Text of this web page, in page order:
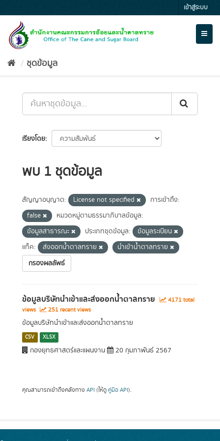
to
content
เข้าสู่ระบบ
ชุดข้อมูล
เรียงโดย
พบ 1 ชุดข้อมูล
สัญญาอนุญาต: License not specified
การเข้าถึง:
false
หมวดหมู่ตามธรรมาภิบาลข้อมูล:
ข้อมูลสาธารณะ
ประเภทชุดข้อมูล:
ข้อมูลระเบียน
แท็ค:
ส่งออกน้ำตาลทราย
นำเข้าน้ำตาลทราย
กรองผลลัพธ์
ข้อมูลบริษัทนำเข้าและส่งออกน้ำตาลทราย
4171 total
views
251 recent views
ข้อมูลบริษัทนำเข้าและส่งออกน้ำตาลทราย
CSV XLSX
กองยุทธศาสตร์และแผนงาน 20 กุมภาพันธ์ 2567
คุณสามารถเข้าถึงคลังทาง API (ให้ดู คู่มือ API).